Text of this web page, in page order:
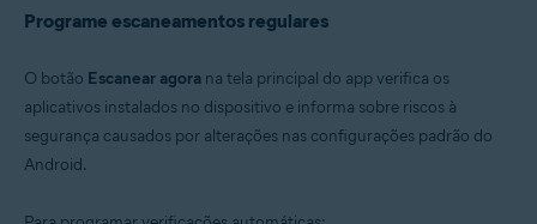
Programe escaneamentos regulares
O botão Escanear agora na tela principal do app verifica os
aplicativos instalados no dispositivo e informa sobre riscos à
segurança causados por alterações nas configurações padrão do
Android.